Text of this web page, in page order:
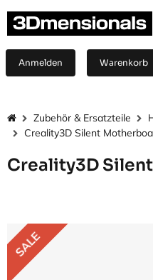
Anmelden Warenkorb
Zubehör & Ersatzteile
Creality3D Silent
Creality3D
SALE